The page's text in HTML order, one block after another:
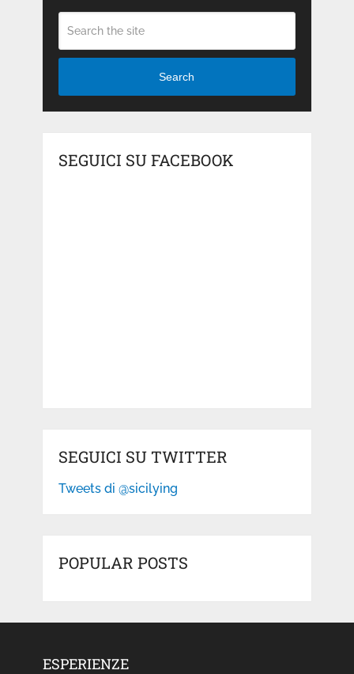
Search
SEGUICI SU FACEBOOK
SEGUICI SU TWITTER
Tweets di @sicilying
POPULAR POSTS
ESPERIENZE